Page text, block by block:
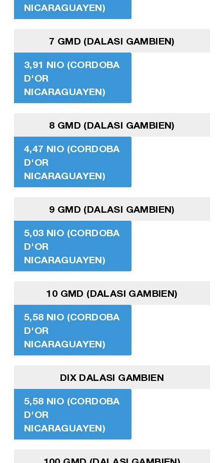
NICARAGUAYEN)
7 GMD (DALASI GAMBIEN)
3,91 NIO (CORDOBA
D'OR
NICARAGUAYEN)
8 GMD (DALASI GAMBIEN)
4,47 NIO (CORDOBA
D'OR
NICARAGUAYEN)
9 GMD (DALASI GAMBIEN)
5,03 NIO (CORDOBA
D'OR
NICARAGUAYEN)
10 GMD (DALASI GAMBIEN)
5,58 NIO (CORDOBA
D'OR
NICARAGUAYEN)
DIX DALASI GAMBIEN
5,58 NIO (CORDOBA
D'OR
NICARAGUAYEN)